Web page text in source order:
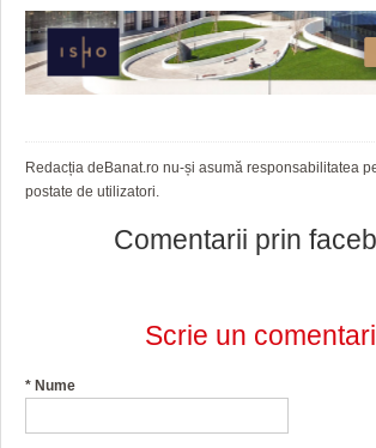
Redacția deBanat.ro nu-și asumă responsabilitatea
postate de utilizatori.
Comentarii prin
Scrie un
* Nume